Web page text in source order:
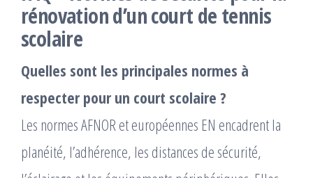
rénovation d’un court de tennis
scolaire
Quelles sont les principales normes à
respecter pour un court scolaire ?
Les normes AFNOR et européennes EN encadrent la
planéité, l’adhérence, les distances de sécurité,